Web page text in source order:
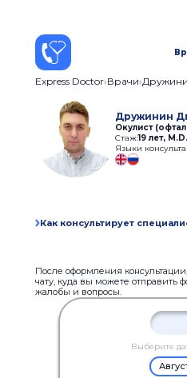
Express Doctor Врачи
Дружинин
Окулист
Стаж:19 лет, M.D.
Языки
Как консультирует
После оформления
чату, куда вы можете отправить
жалобы и вопросы.
Выберите